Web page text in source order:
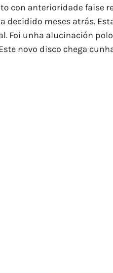
con anterioridade faise
meses atrás.
Foi unha alucinación
novo disco chega